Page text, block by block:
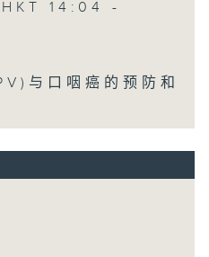
14:04 -
与口咽癌的预防和